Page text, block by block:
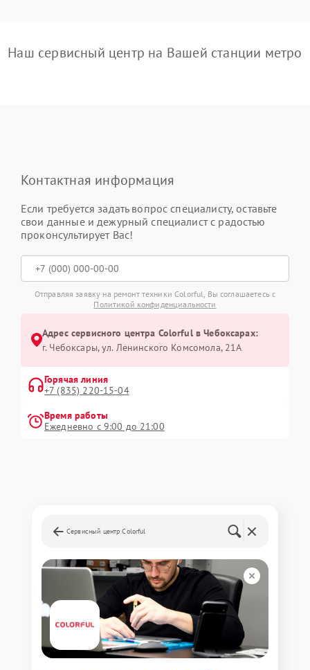
Наш сервисный центр на Вашей станции метро
Контактная информация
Если требуется задать вопрос специалисту, оставьте
свои данные и дежурный специалист с радостью
проконсультирует Вас!
Отправляя заявку на ремонт техники Colorful, Вы соглашаетесь с
Политикой конфиденциальности
Адрес сервисного центра Colorful в Чебоксарах:
г. Чебоксары, ул. Ленинского Комсомола, 21А
Горячая линия
+7 (835) 220-15-04
Время работы
Ежедневно с 9:00 до 21:00
Сервисный центр Colorful